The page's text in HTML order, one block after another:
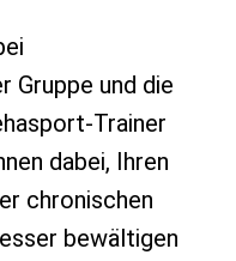
Gruppe und die
Trainer
dabei, Ihren
chronischen
bewältigen